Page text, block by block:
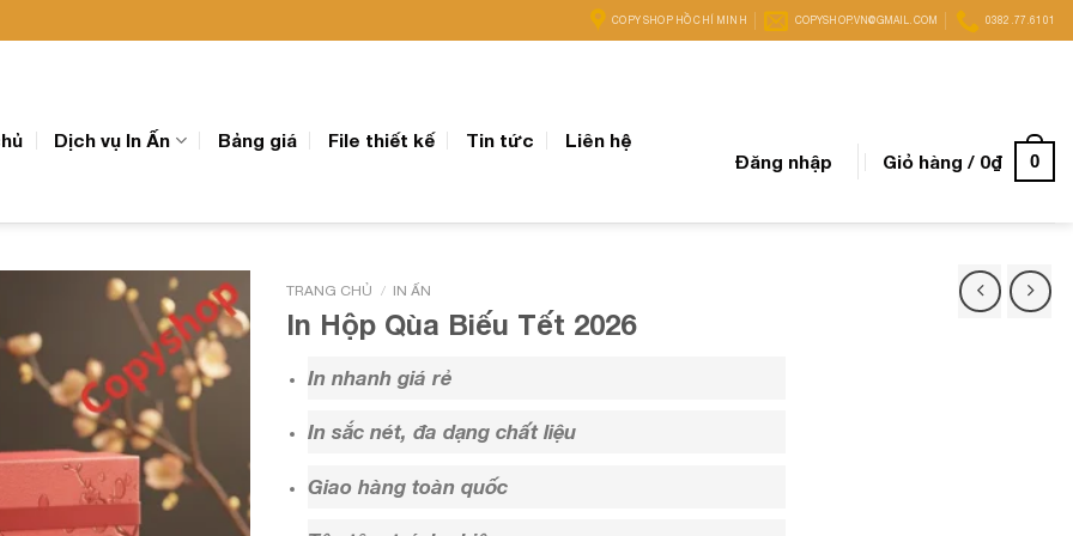
COPY SHOP HỒ CHÍ MINH COPYSHOP.VN@GMAIL.COM 0382.77.6101
Dịch vụ In Ấn Bảng giá File thiết kế Tin tức Liên hệ
Đăng nhập Giỏ hàng / 0₫ 0
TRANG CHỦ / IN ẤN
In Hộp Qùa Biếu Tết 2026
In nhanh giá rẻ
In sắc nét, đa dạng chất liệu
Giao hàng toàn quốc